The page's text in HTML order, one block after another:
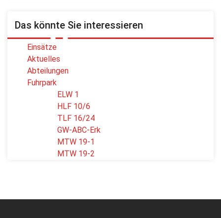
Das könnte Sie interessieren
Einsätze
Aktuelles
Abteilungen
Fuhrpark
ELW 1
HLF 10/6
TLF 16/24
GW-ABC-Erk
MTW 19-1
MTW 19-2